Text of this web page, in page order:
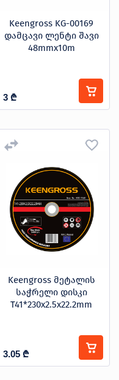
Keengross KG-00169
დამცავი ლენტი შავი
48mmx10m
3 ₾
Keengross მეტალის
საჭრელი დისკი
T41*230x2.5x22.2mm
3.05 ₾